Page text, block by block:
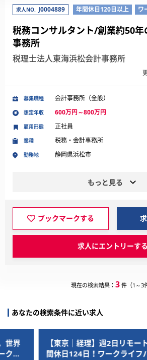
求人NO. J0004889 年間休日120日以上 ワ
税務コンサルタント/創業約50
事務所
税理士法人東海浜松会計事務所
募集職種 会計事務所（全般）
想定年収 600万円～800万円
業種 税務・会計事務所
勤務地 静岡県浜松市
雇用形態 正社員
もっと見る
ブックマークする
求人にエントリーする
現在の検索結果： 3件（1～3
あなたの検索条件に近い求人
世界
クラ
【東京｜経理】週2日リモー
間休日124日！ワークライフ